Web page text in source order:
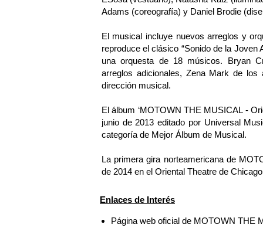
Adams (coreografía) y Daniel Brodie
El musical incluye nuevos arreglos y
reproduce el clásico “Sonido de la
una orquesta de 18 músicos. Bryan
arreglos adicionales, Zena Mark de
dirección musical.
El álbum ‘MOTOWN THE MUSICAL -
junio de 2013 editado por Universal
categoría de Mejor Álbum de Musical.
La primera gira norteamericana de
de 2014 en el Oriental Theatre de
Enlaces de Interés
Página web oficial de MOTOWN THE